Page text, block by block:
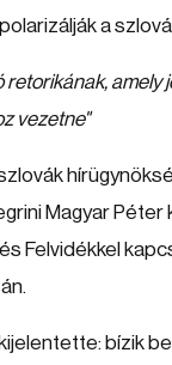
a
retorikának, amely
vezetne"
Magyar Péter
Felvidékkel
bízik